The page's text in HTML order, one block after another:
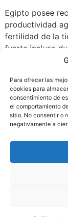
Para ofrecer las
cookies para
consentimiento de
el comportamiento
sitio. No consentir o
negativamente a
Egipto posee
productividad
fertilidad de la
fuerte incluso
principal
productores
más […]